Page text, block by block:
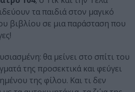
τα παιδιά στον μαγικό
βιβλίου σε μια παράσταση που
θα µείνει στο σπίτι του
της προσεκτικά και φεύγει
της φίλου. Και τι δεν